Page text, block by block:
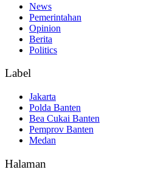
News
Pemerintahan
Opinion
Berita
Politics
Label
Jakarta
Polda Banten
Bea Cukai Banten
Pemprov Banten
Medan
Halaman